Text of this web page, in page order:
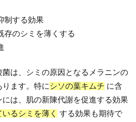
制する効果
存のシミを薄くする
は、シミの原因となるメラニンの
ます。特に シソの葉キムチ に含
には、肌の新陳代謝を促進する効果
るシミを薄く する効果も期待で